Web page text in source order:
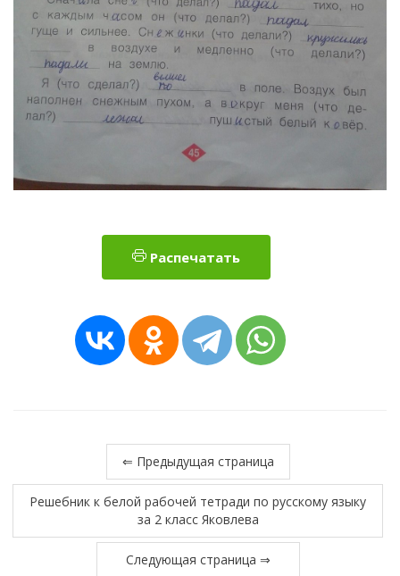
Распечатать
⇐ Предыдущая страница
Решебник к белой рабочей тетради по русскому языку
за 2 класс Яковлева
Следующая страница ⇒